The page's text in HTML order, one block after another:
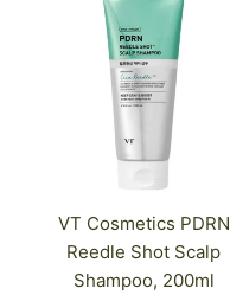
VT Cosmetics PDRN
Reedle Shot Scalp
Shampoo, 200ml